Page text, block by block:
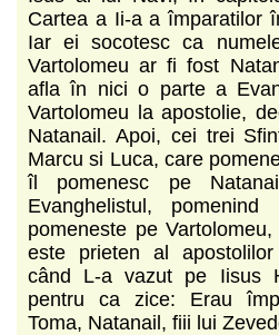
Cartea a Ii-a a împaratilor
Iar ei socotesc ca
Vartolomeu ar fi fost
afla în nici o parte a
Vartolomeu la apostolie,
Natanail. Apoi, cei trei
Marcu si Luca, care
îl pomenesc pe
Evanghelistul,
pomeneste pe
este prieten al
când L-a vazut pe Iisus
pentru ca zice: Erau
Toma, Natanail, fiii lui